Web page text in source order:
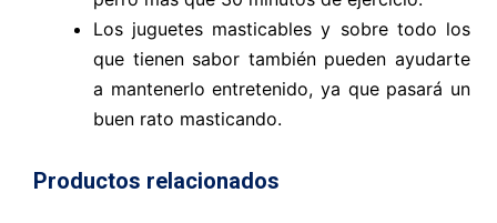
Los juguetes masticables y sobre todo los
que tienen sabor también pueden ayudarte
a mantenerlo entretenido, ya que pasará un
buen rato masticando.
Productos relacionados